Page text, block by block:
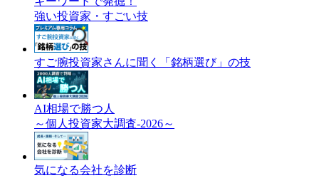
強い投資家・すごい技
すご腕投資家さんに聞く「銘柄選び」の技
AI相場で勝つ人
～個人投資家大調査-2026～
気になる会社を診断